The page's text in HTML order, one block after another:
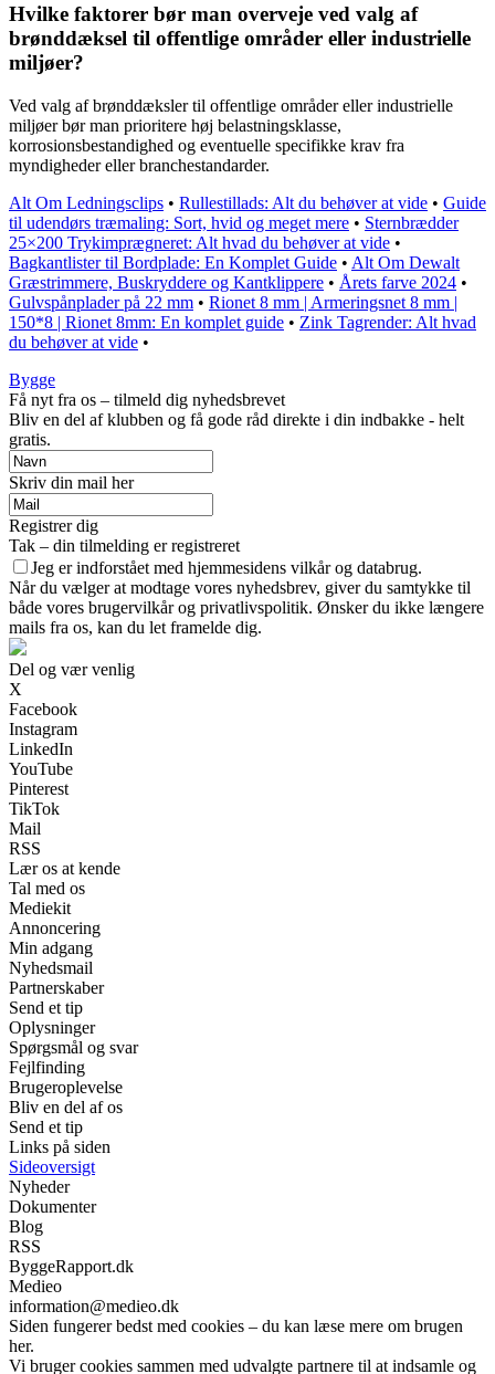
Hvilke faktorer bør man overveje ved valg af
brønddæksel til offentlige områder eller industrielle
miljøer?
Ved valg af brønddæksler til offentlige områder eller industrielle
miljøer bør man prioritere høj belastningsklasse,
korrosionsbestandighed og eventuelle specifikke krav fra
myndigheder eller branchestandarder.
Alt Om Ledningsclips • Rullestillads: Alt du behøver at vide • Guide
til udendørs træmaling: Sort, hvid og meget mere • Sternbrædder
25×200 Trykimprægneret: Alt hvad du behøver at vide •
Bagkantlister til Bordplade: En Komplet Guide • Alt Om Dewalt
Græstrimmere, Buskryddere og Kantklippere • Årets farve 2024 •
Gulvspånplader på 22 mm • Rionet 8 mm | Armeringsnet 8 mm |
150*8 | Rionet 8mm: En komplet guide • Zink Tagrender: Alt hvad
du behøver at vide •
Bygge
Få nyt fra os – tilmeld dig nyhedsbrevet
Bliv en del af klubben og få gode råd direkte i din indbakke - helt
gratis.
Skriv din mail her
Registrer dig
Tak – din tilmelding er registreret
Jeg er indforstået med hjemmesidens vilkår og databrug.
Når du vælger at modtage vores nyhedsbrev, giver du samtykke til
både vores brugervilkår og privatlivspolitik. Ønsker du ikke længere
mails fra os, kan du let framelde dig.
Del og vær venlig
X
Facebook
Instagram
LinkedIn
YouTube
Pinterest
TikTok
Mail
RSS
Lær os at kende
Tal med os
Mediekit
Annoncering
Min adgang
Nyhedsmail
Partnerskaber
Send et tip
Oplysninger
Spørgsmål og svar
Fejlfinding
Brugeroplevelse
Bliv en del af os
Send et tip
Links på siden
Sideoversigt
Nyheder
Dokumenter
Blog
RSS
ByggeRapport.dk
Medieo
information@medieo.dk
Siden fungerer bedst med cookies – du kan læse mere om brugen
her.
Vi bruger cookies sammen med udvalgte partnere til at indsamle og